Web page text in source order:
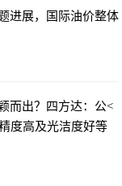
进展，国际油价整体
而出？ 四方达：公<
度高及光洁度好等